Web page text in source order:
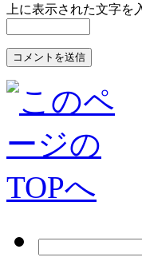
上に表示された文字を